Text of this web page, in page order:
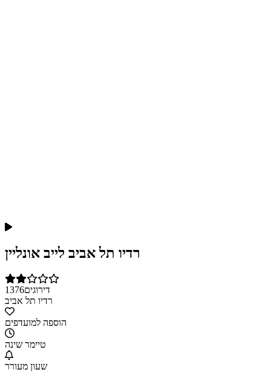
רדיו תל אביב לייב אונליין
1376דירוגים
רדיו תל אביב
הוספה למועדפים
טיימר שינה
שעון מעורר